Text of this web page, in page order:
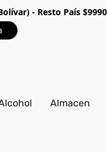
- Resto País
Almacen